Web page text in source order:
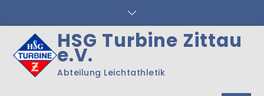
content
HSG Turbine Zittau
e.V.
Abteilung Leichtathletik